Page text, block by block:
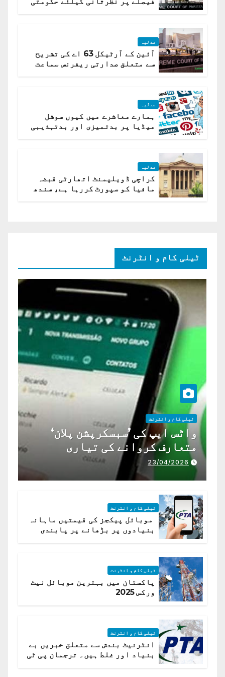
عدلیہ
آئین کے آرٹیکل 63 اے کی تشریح
سے متعلق صدارتی ریفرنس سماعت
عدلیہ
ہمارے معاشرے میں کیوں سوشل
میڈیا پر بدتمیزی اور بدتہذیبی
عدلیہ
کراچی ڈویلپمنٹ اتھارٹی قبضہ
مافیا کو سپورٹ کررہا ہے، سندھ
ٹیلی کام و انٹرنٹ
ٹیلی کام و انٹرنٹ
واٹس ایپ کی ’سبسکرپشن پلان‘
متعارف کروانے کی تیاری
23/04/2026
ٹیلی کام و انٹرنٹ
موبائل پیکجز کی قیمتیں ماہانہ
بنیادوں پر بڑھانے پر پابندی
ٹیلی کام و انٹرنٹ
پاکستان میں بہترین موبائل نیٹ
ورکس 2025
ٹیلی کام و انٹرنٹ
انٹرنیٹ بندش سے متعلق خبریں بے
بنیاد اور غلط ہیں۔ ترجمان پی ٹی